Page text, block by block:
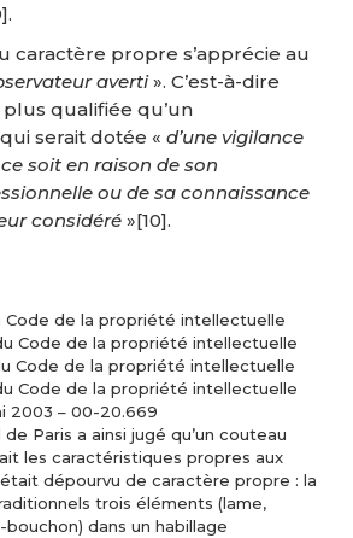
.
caractère propre s’apprécie au
averti». C’est-à-dire
qualifiée qu’un
serait dotée « d’une vigilance
soit en raison de son
ou de sa connaissance
considéré»[10].
Code de la propriété intellectuelle
Code de la propriété intellectuelle
Code de la propriété intellectuelle
Code de la propriété intellectuelle
2003 – 00-20.669
de Paris a ainsi jugé qu’un couteau
les caractéristiques propres aux
dépourvu de caractère propre : la
trois éléments (lame,
dans un habillage